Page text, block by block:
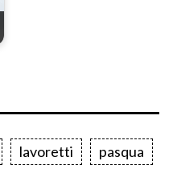
lavoretti pasqua